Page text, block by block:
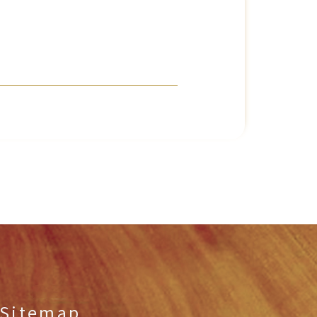
Sitemap